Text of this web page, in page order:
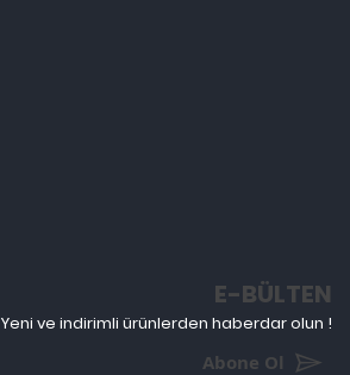
E-BÜLTEN
Yeni ve indirimli ürünlerden haberdar olun !
Abone Ol